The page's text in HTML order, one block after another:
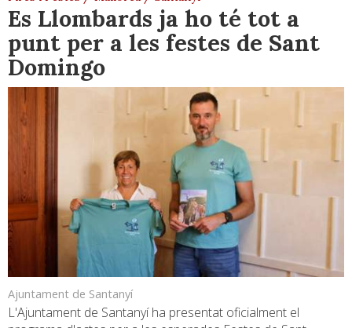
Es Llombards ja ho té tot a
punt per a les festes de Sant
Domingo
Ajuntament de Santanyí
L'Ajuntament de Santanyí ha presentat oficialment el